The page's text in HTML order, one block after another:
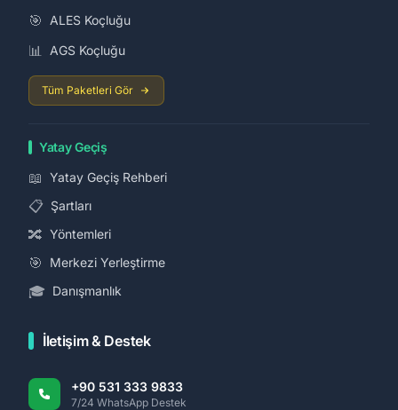
🎯 ALES Koçluğu
📊 AGS Koçluğu
Tüm Paketleri Gör
Yatay Geçiş
📖 Yatay Geçiş Rehberi
📋 Şartları
🔀 Yöntemleri
🎯 Merkezi Yerleştirme
🎓 Danışmanlık
İletişim & Destek
+90 531 333 9833
7/24 WhatsApp Destek